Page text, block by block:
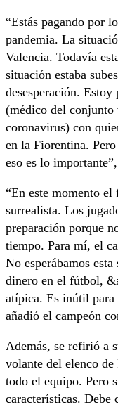
“Estás pagando por
pandemia. La
Valencia. Todavía
situación estaba
desesperación.
(médico del
coronavirus) con
en la Fiorentina.
eso es lo
“En este momento
surrealista. Los
preparación porque
tiempo. Para mí, el
No esperábamos
dinero en el fútbol,
atípica. Es inútil para
añadió el campeón
Además, se refirió a
volante del elenco
todo el equipo. Pero
características. Debe